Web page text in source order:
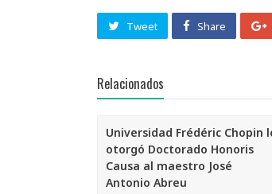
Tweet Share
Relacionados
Universidad Frédéric Chopin
otorgó Doctorado Honoris
Causa al maestro José
Antonio Abreu